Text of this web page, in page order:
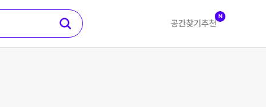
공간찾기 추천
N